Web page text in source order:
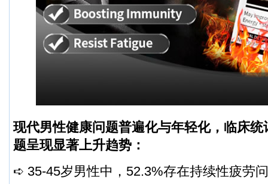
现代男性健康问题普遍化与年轻化，临床
题呈现显著上升趋势：
➪ 35-45岁男性中，52.3%存在持续性疲劳